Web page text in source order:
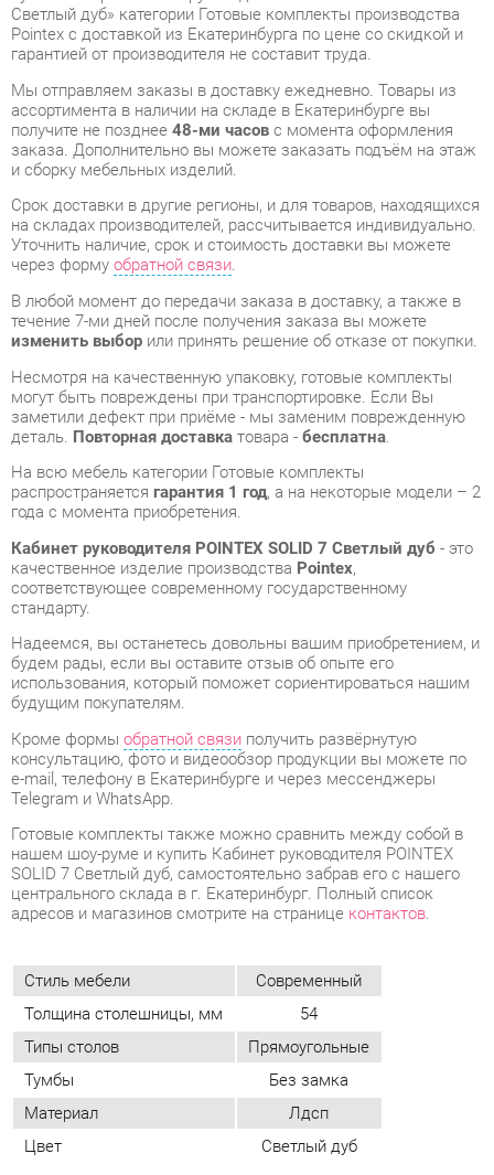
Мы отправляем заказы в доставку ежедневно. Товары из
ассортимента в наличии на складе в Екатеринбурге вы
получите не позднее48-ми часовс момента оформления
и сборку мебельных изделий.
Срок доставки в другие регионы, и для товаров, находящихся
на складах производителей, рассчитывается индивидуально.
Уточнить наличие, срок и стоимость доставки вы можете
через форму обратной связи
В любой момент до передачи заказа в доставку, а также в
течение 7-ми дней после получения заказа вы можете
изменить выборили принять решение об отказе от покупки.
Несмотря на качественную упаковку, готовые комплекты
могут быть повреждены при транспортировке. Если Вы
заметили дефект при приёме - мы заменим поврежденную
деталь.Повторная доставка товара -бесплатна.
На всю мебель категории Готовые комплекты
распространяетсягарантия 1 год, а на некоторые модели – 2
года с момента приобретения.
качественное изделие производстваPointex,
соответствующее современному государственному
стандарту.
Надеемся, вы останетесь довольны вашим приобретением, и
будем рады, если вы оставите отзыв об опыте его
использования, который поможет сориентироваться нашим
будущим покупателям.
Кроме формы обратной связиполучить развёрнутую
консультацию, фото и видеообзор продукции вы можете по
e-mail, телефону в Екатеринбурге и через мессенджеры
Telegram и WhatsApp.
Готовые комплекты также можно сравнить между собой в
нашем шоу-руме и купить Кабинет руководителя POINTEX
SOLID 7 Светлый дуб, самостоятельно забрав его с нашего
центрального склада в г. Екатеринбург. Полный список
адресов и магазинов смотрите на странице
Стиль мебели
Современный
Толщина столешницы, мм
54
Тумбы
Без замка
Материал
Лдсп
Цвет Светлый дуб
ОТЗЫВЫ
Пока нет отзывов, поделитесь первым своим мнением.